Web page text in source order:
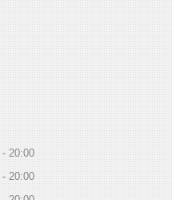
20:00
20:00